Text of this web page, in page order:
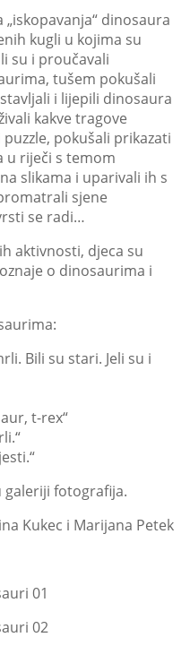
dinosaura
kugli u kojima su
su i proučavali
tušem pokušali
i lijepili dinosaura
kakve tragove
pokušali prikazati
u riječi s temom
slikama i uparivali ih s
sjene
se radi…
aktivnosti, djeca su
o dinosaurima i
Bili su stari. Jeli su i
t-rex“
galeriji fotografija.
Kukec i Marijana Petek